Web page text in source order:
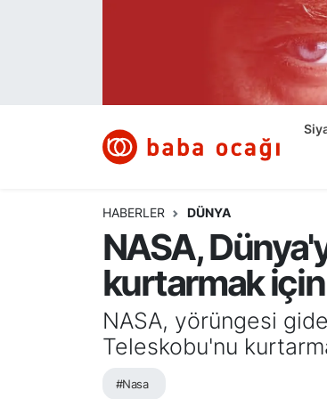
HABERLER DÜNYA
NASA,
kurtarmak için
NASA, yörüngesi
Teleskobu'nu
#Nasa
Ekonomi
Kültür ve Sanat
Bilim ve Teknoloji
Yazı Dizisi
Namaz Vakitleri
Trafik Durumu
Süper Lig Puan Durumu ve Fikstür
Tüm Manşetler
Son Dakika Haberleri
Haber Arşivi